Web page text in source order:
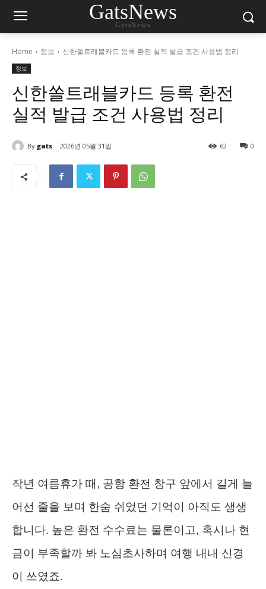
GatsNews
GatsNews
Home 정보 신한쏠트래블카드 등록 환전 실적 발급 조건 사용법 정리
정보
신한쏠트래블카드 등록 환전
실적 발급 조건 사용법 정리
By gats 2026년 05월 31일 0
62
작년 여름휴가 때, 공항 환전 창구 앞에서 길게 늘
어선 줄을 보며 한숨 쉬었던 기억이 아직도 생생
합니다. 높은 환전 수수료는 물론이고, 혹시나 현
금이 부족할까 봐 노심초사하며 여행 내내 신경
이 쓰였죠.